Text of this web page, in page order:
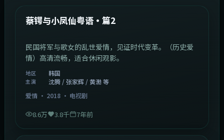
热门
蔡锷与小凤仙粤语·篇2
民国将军与歌女的乱世爱情，见证时代变革。（历史爱
情）高清流畅，适合休闲观影。
地区 韩国
主演
沈腾 / 张家辉 / 黄渤 等
爱情· 2018· 电视剧
8.6万 3.8千 7年前